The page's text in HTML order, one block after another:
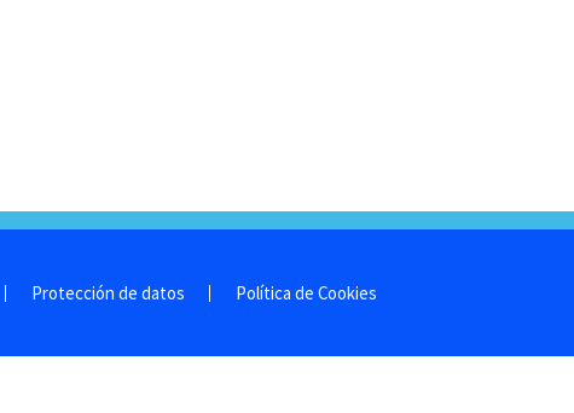
Protección de datos Política de Cookies